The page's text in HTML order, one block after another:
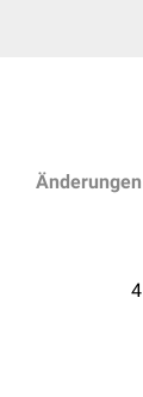
Änderungen
4